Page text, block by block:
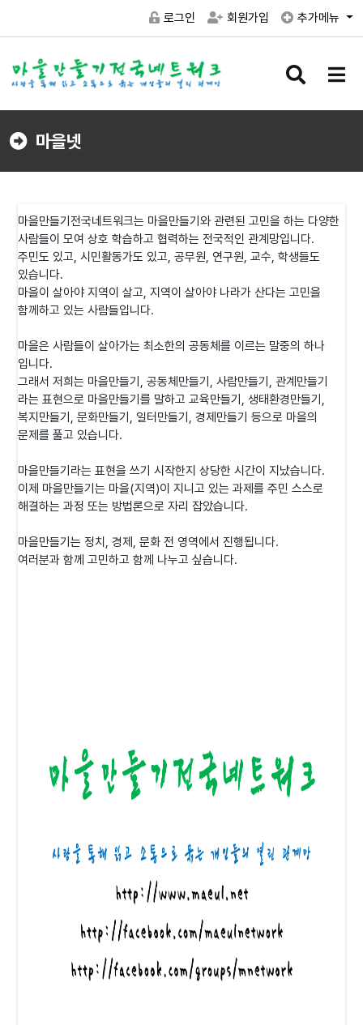
로그인 회원가입 추가메뉴
검
버
메
버
마을넷
마을만들기전국네트워크는 마을만들기와 관련된 고민을 하는 다양한
사람들이 모여 상호 학습하고 협력하는 전국적인 관계망입니다.
주민도 있고, 시민활동가도 있고, 공무원, 연구원, 교수, 학생들도
있습니다.
마을이 살아야 지역이 살고, 지역이 살아야 나라가 산다는 고민을
함께하고 있는 사람들입니다.
마을은 사람들이 살아가는 최소한의 공동체를 이르는 말중의 하나
입니다.
그래서 저희는 마을만들기, 공동체만들기, 사람만들기, 관계만들기
라는 표현으로 마을만들기를 말하고 교육만들기, 생태환경만들기,
복지만들기, 문화만들기, 일터만들기, 경제만들기 등으로 마을의
문제를 풀고 있습니다.
마을만들기라는 표현을 쓰기 시작한지 상당한 시간이 지났습니다.
이제 마을만들기는 마을(지역)이 지니고 있는 과제를 주민 스스로
해결하는 과정 또는 방법론으로 자리 잡았습니다.
마을만들기는 정치, 경제, 문화 전 영역에서 진행됩니다.
여러분과 함께 고민하고 함께 나누고 싶습니다.